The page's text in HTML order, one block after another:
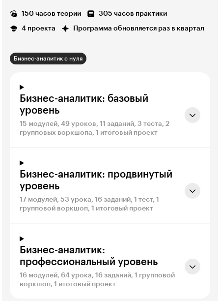
150 часов теории 305 часов практики
4 проекта Программа обновляется раз в квартал
Бизнес-аналитик с нуля
Бизнес-аналитик: базовый
уровень
15 модулей, 49 уроков, 11 заданий, 3 теста, 2
групповых воркшопа, 1 итоговый проект
Бизнес-аналитик: продвинутый
уровень
17 модулей, 53 урока, 16 заданий, 1 тест, 1
групповой воркшоп, 1 итоговый проект
Бизнес-аналитик:
профессиональный уровень
16 модулей, 64 урока, 16 заданий, 1 групповой
воркшоп, 1 итоговый проект